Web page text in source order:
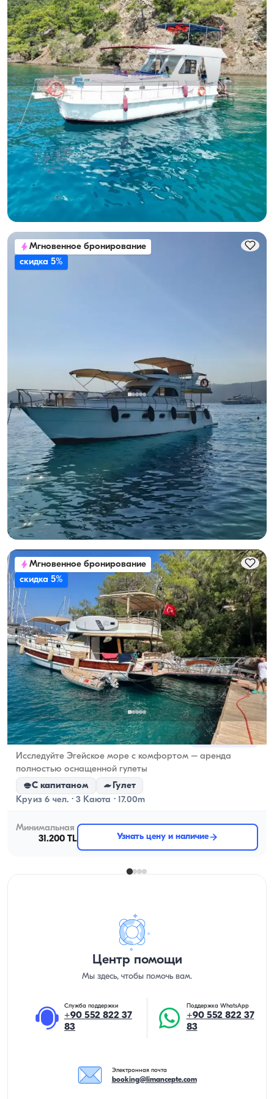
Гёчек, Muğla Новая лодка
Вместимость 10 человек, экипаж на борту и топливо
включено
С капитаном
Лодка
Круиз 10 чел. · 3 Каюта · 12.00m
Минимальная
24.000 TL
Узнать цену и наличие
Мгновенное бронирование
скидка 5%
Гёчек, Muğla Новая лодка
Наслаждайтесь морским приключением на 8-местной
яхте в Гёчеке!
С капитаном
Моторная яхта
Круиз 8 чел. · 2 Каюта · 13.00m
Минимальная
28.800 TL
Узнать цену и наличие
Мгновенное бронирование
скидка 5%
Гёчек, Muğla Новая лодка
Исследуйте Эгейское море с комфортом – аренда
полностью оснащенной гулеты
С капитаном
Гулет
Круиз 6 чел. · 3 Каюта · 17.00m
Минимальная
31.200 TL
Узнать цену и наличие
Центр помощи
Мы здесь, чтобы помочь вам.
Служба поддержки
+90 552 822 37
83
Поддержка WhatsApp
+90 552 822 37
83
Электронная почта
booking@limancepte.com